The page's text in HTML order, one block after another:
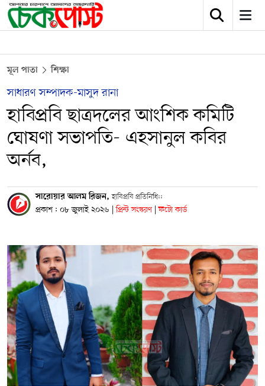
মূল পাতা শিক্ষা
সাধারণ সম্পাদক-মাসুদ রানা
হাবিপ্রবি ছাত্রদলের আংশিক কমিটি
ঘোষণা সভাপতি- এহসানুল কবির
অর্নব,
​সারোয়ার আলম রিজন,হাবিপ্রবি প্রতিনিধি::
প্রকাশ : ০৮ জুলাই ২০২৬ | প্রিন্ট সংস্করণ | ফটো কার্ড